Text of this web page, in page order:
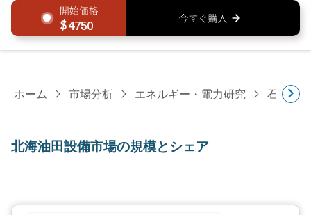
4750
ホーム 市場分析 エネルギー・電力研究 石油・
北海油田設備市場の規模とシェア